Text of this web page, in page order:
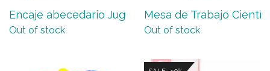
Encaje abecedario Juguetes ...
Out of stock
Mesa de Trabajo
Out of stock